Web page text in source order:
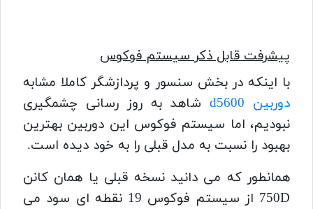
پیشرفت قابل ذکر سیستم فوکوس
با اینکه در بخش سنسور و پردازشگر کاملا مشابه
دوربین d5600
شاهد به روز رسانی چشمگیری
نبودیم، اما سیستم فوکوس این دوربین بهترین
بهبود را نسبت به مدل قبلی را به خود دیده است.
همانطور که می دانید نسخه قبلی یا همان کانن
750D از سیستم فوکوس 19 نقطه ای سود می